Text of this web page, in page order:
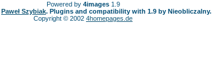
Powered by 4images1.9
Paweł Szybiak. Plugins and compatibility with 1.9 by Nieobliczalny.
Copyright © 2002 4homepages.de